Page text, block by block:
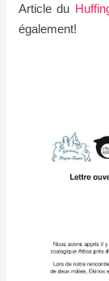
Article du
également!